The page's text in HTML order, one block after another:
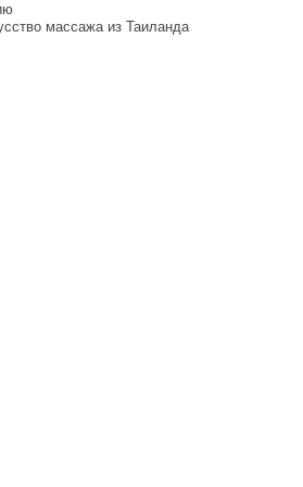
массажа из Таиланда